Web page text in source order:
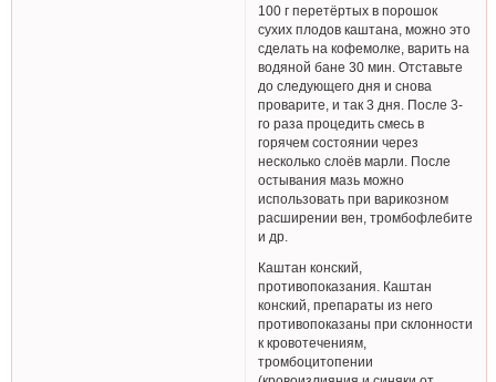
100 г перетёртых в порошок
сухих плодов каштана, можно это
сделать на кофемолке, варить на
водяной бане 30 мин. Отставьте
до следующего дня и снова
проварите, и так 3 дня. После 3-
го раза процедить смесь в
горячем состоянии через
несколько слоёв марли. После
остывания мазь можно
использовать при варикозном
расширении вен, тромбофлебите
и др.
Каштан конский,
противопоказания. Каштан
конский, препараты из него
противопоказаны при склонности
к кровотечениям,
тромбоцитопении